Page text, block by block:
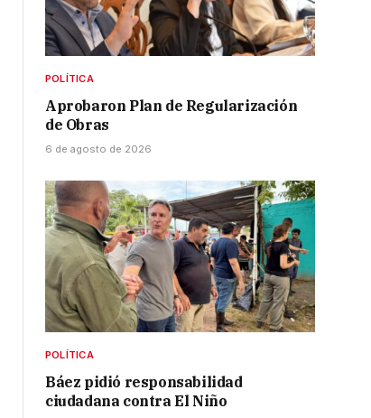
POLÍTICA
Aprobaron Plan de Regularización
de Obras
6 de agosto de 2026
POLÍTICA
Báez pidió responsabilidad
ciudadana contra El Niño